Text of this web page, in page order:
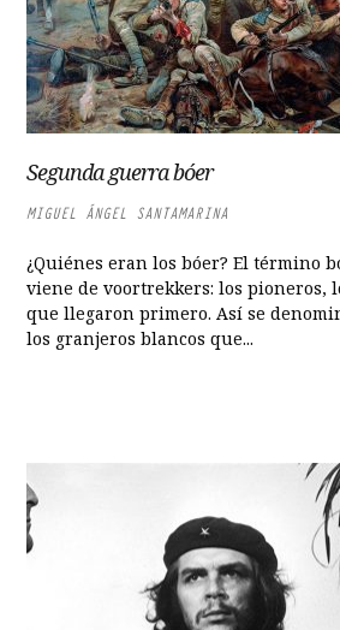
Segunda guerra bóer
MIGUEL ÁNGEL SANTAMARINA
¿Quiénes eran los bóer? El término
viene de voortrekkers: los pioneros,
que llegaron primero. Así se
los granjeros blancos que...